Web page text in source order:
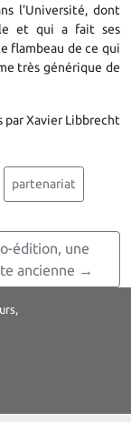
l’Université, dont
et qui a fait ses
flambeau de ce qui
très générique de
par Xavier Libbrecht
partenariat
édition, une
ancienne →